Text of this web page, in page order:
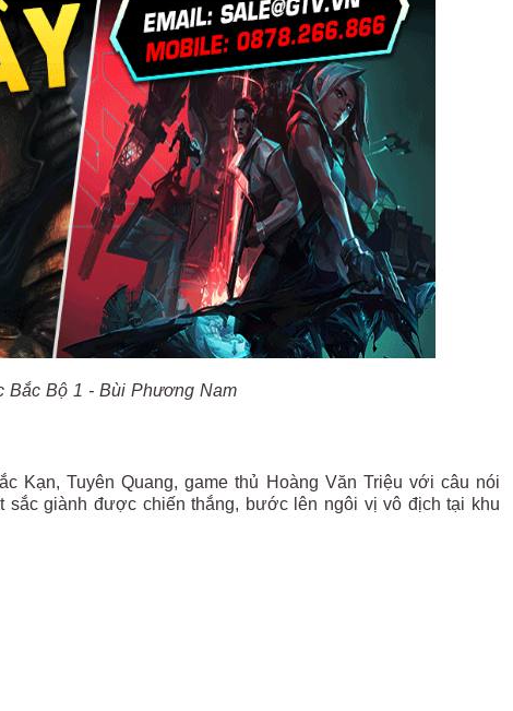
Bắc Bộ 1 - Bùi Phương Nam
Kạn, Tuyên Quang, game thủ Hoàng Văn Triệu với câu nói
sắc giành được chiến thắng, bước lên ngôi vị vô địch tại khu